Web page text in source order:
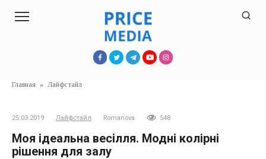
Главная » Лайфстайл
25.03.2019 Лайфстайл Romanova 548
Моя ідеальна весілля. Модні колірні
рішення для залу